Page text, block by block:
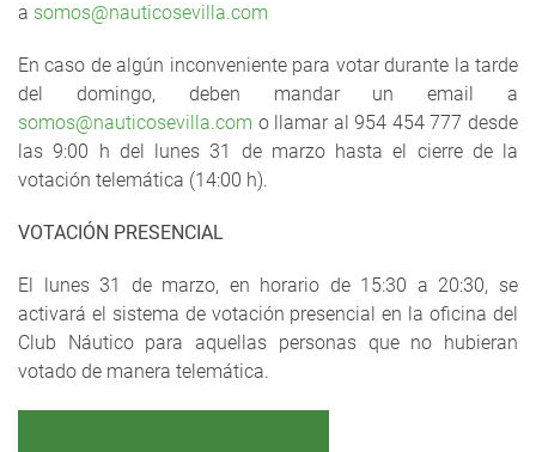
a somos@nauticosevilla.com
En caso de algún inconveniente para votar durante la tarde
del domingo, deben mandar un email a
somos@nauticosevilla.com o llamar al 954 454 777 desde
las 9:00 h del lunes 31 de marzo hasta el cierre de la
votación telemática (14:00 h).
VOTACIÓN PRESENCIAL
El lunes 31 de marzo, en horario de 15:30 a 20:30, se
activará el sistema de votación presencial en la oficina del
Club Náutico para aquellas personas que no hubieran
votado de manera telemática.